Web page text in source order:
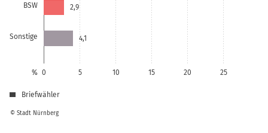
BSW
Sonstige
0 5 10 15 20 25
%
2,9
4,1
© Stadt Nürnberg
Briefwähler